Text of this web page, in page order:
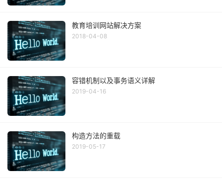
教育培训网站解决方案
2018-04-08
容错机制以及事务语义详解
2019-04-16
构造方法的重载
2019-05-17